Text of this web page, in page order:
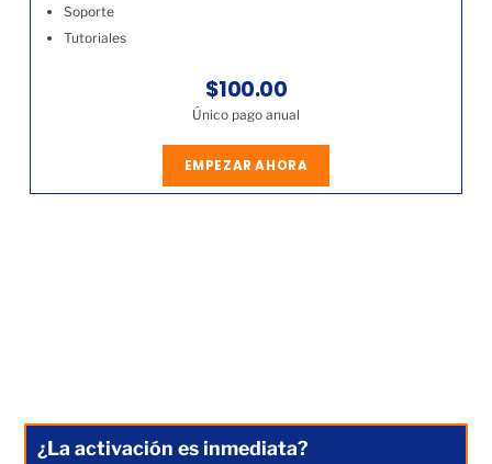
Soporte
Tutoriales
$100.00
Único pago anual
EMPEZAR AHORA
¿La activación es inmediata?